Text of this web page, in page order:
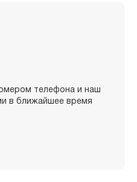
телефона и наш
в ближайшее время